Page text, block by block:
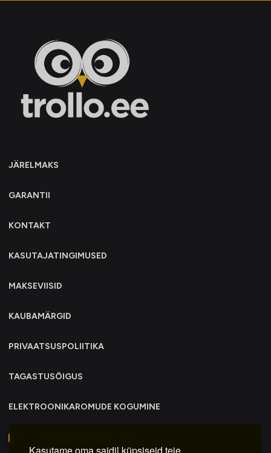
JÄRELMAKS
GARANTII
KONTAKT
KASUTAJATINGIMUSED
MAKSEVIISID
KAUBAMÄRGID
PRIVAATSUSPOLIITIKA
TAGASTUSÕIGUS
ELEKTROONIKAROMUDE KOGUMINE